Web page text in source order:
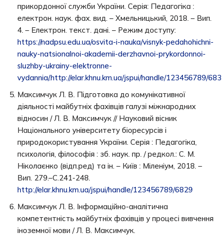
прикордонної служби України. Серія: Педагогіка :
електрон. наук. фах. вид. – Хмельницький, 2018. – Вип.
4. – Електрон. текст. дані. – Режим доступу:
https://nadpsu.edu.ua/osvita-i-nauka/visnyk-pedahohichni-
nauky-natsionalnoi-akademii-derzhavnoi-prykordonnoi-
sluzhby-ukrainy-elektronne-
vydannia/.http://elar.khnu.km.ua/jspui/handle/123456789/
Максимчук Л. В. Підготовка до комунікативної
діяльності майбутніх фахівців галузі міжнародних
відносин / Л. В. Максимчук // Науковий вісник
Національного університету біоресурсів і
природокористування України. Серія : Педагогіка,
психологія, філософія : зб. наук. пр. / редкол.: С. М.
Ніколаєнко (відп.ред) та ін. – Київ : Міленіум, 2018. –
Вип. 279.–С.241-248.
http://elar.khnu.km.ua/jspui/handle/123456789/6829
Максимчук Л. В. Інформаційно-аналітична
компетентність майбутніх фахівців у процесі вивчення
іноземної мови / Л. В. Максимчук.